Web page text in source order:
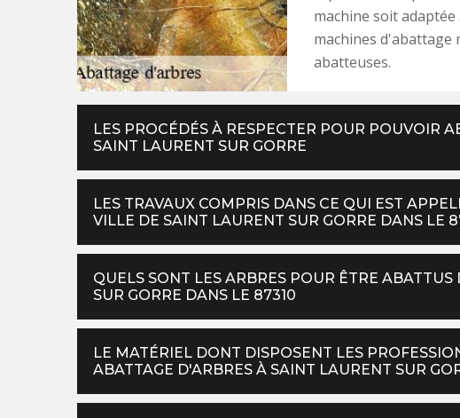
machine soit adaptée
machines d'abattage
abatteuses.
LES PROCÉDÉS À RESPECTER POUR POUVOIR
SAINT LAURENT SUR GORRE
LES TRAVAUX COMPRIS DANS CE QUI EST
VILLE DE SAINT LAURENT SUR GORRE DANS LE
QUELS SONT LES ARBRES POUR ÊTRE
SUR GORRE DANS LE 87310
LE MATÉRIEL DONT DISPOSENT LES
ABATTAGE D'ARBRES À SAINT LAURENT SUR